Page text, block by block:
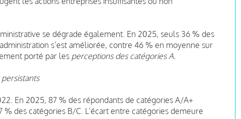
se dégrade également. En 2025, seuls 36 % des
s’est améliorée, contre 46 % en moyenne sur
porté par les perceptions des catégories A.
En 2025, 87 % des répondants de catégories A/A+
des catégories B/C. L’écart entre catégories demeure